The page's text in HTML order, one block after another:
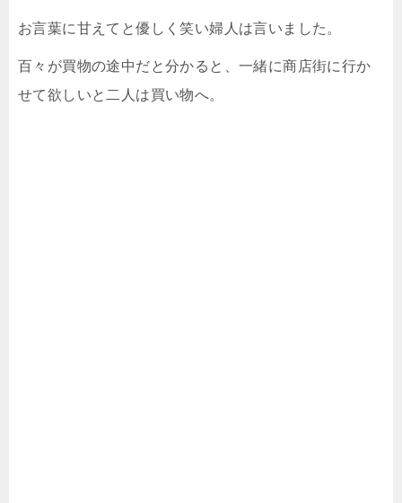
お言葉に甘えてと優しく笑い婦人は言いました。
百々が買物の途中だと分かると、一緒に商店街に行か
せて欲しいと二人は買い物へ。